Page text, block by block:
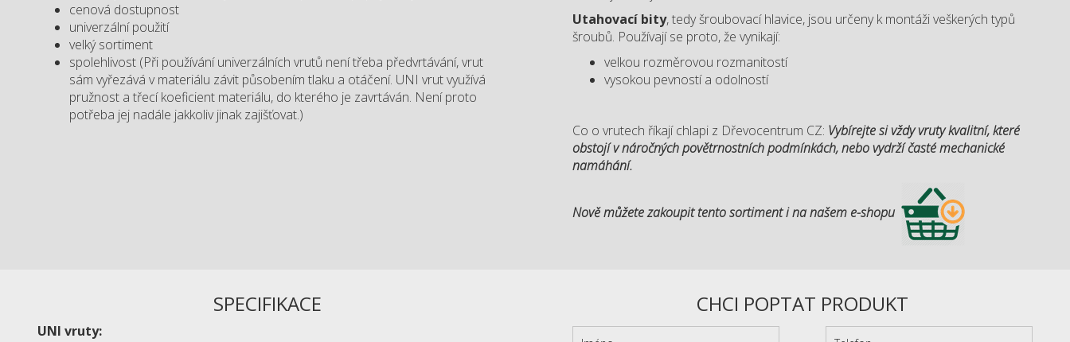
cenová dostupnost
univerzální použití
velký sortiment
spolehlivost (Při používání univerzálních vrutů není třeba předvrtávání, vrut
sám vyřezává v materiálu závit působením tlaku a otáčení. UNI vrut využívá
pružnost a třecí koeficient materiálu, do kterého je zavrtáván. Není proto
potřeba jej nadále jakkoliv jinak zajišťovat.)
Utahovací bity, tedy šroubovací hlavice, jsou určeny k montáži veškerých typů
šroubů. Používají se proto, že vynikají:
velkou rozměrovou rozmanitostí
vysokou pevností a odolností
Co o vrutech říkají chlapi z Dřevocentrum CZ: Vybírejte si vždy vruty kvalitní, které
obstojí v náročných povětrnostních podmínkách, nebo vydrží časté mechanické
namáhání.
Nově můžete zakoupit tento sortiment i na našem e-shopu
SPECIFIKACE
UNI vruty:
CHCI POPTAT PRODUKT